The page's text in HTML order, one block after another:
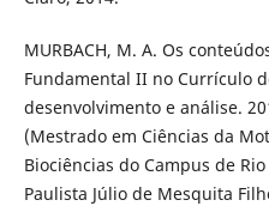
MURBACH, M. A. Os
Fundamental II no Currículo
desenvolvimento e análise.
(Mestrado em Ciências da
Biociências do Campus de
Paulista Júlio de Mesquita